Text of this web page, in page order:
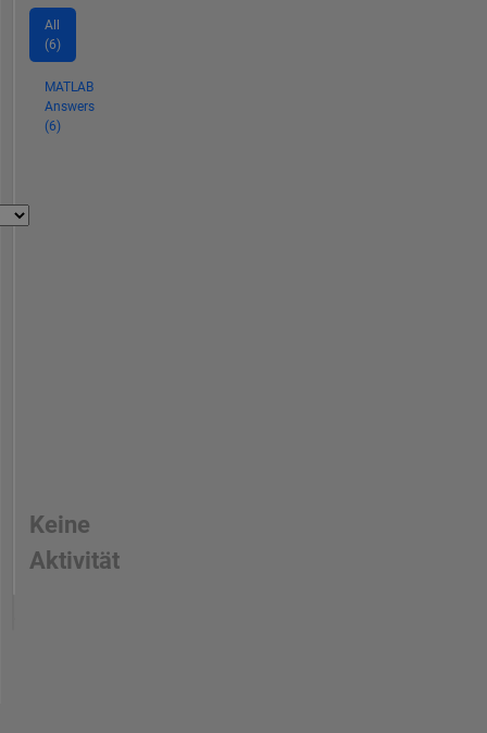
All
(6)
MATLAB
Answers
(6)
Keine
Aktivität